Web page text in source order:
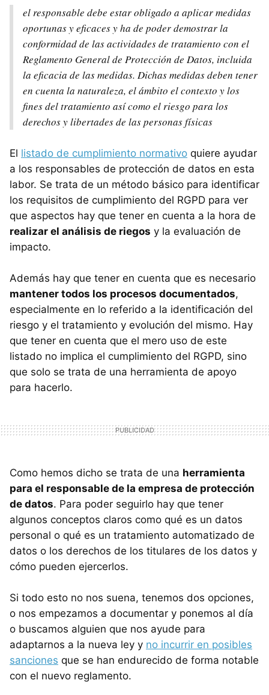
el responsable debe estar obligado a aplicar medidas
oportunas y eficaces y ha de poder demostrar la
conformidad de las actividades de tratamiento con el
Reglamento General de Protección de Datos, incluida
la eficacia de las medidas. Dichas medidas deben tener
en cuenta la naturaleza, el ámbito el contexto y los
fines del tratamiento así como el riesgo para los
derechos y libertades de las personas físicas
El listado de cumplimiento normativo quiere ayudar
a los responsables de protección de datos en esta
labor. Se trata de un método básico para identificar
los requisitos de cumplimiento del RGPD para ver
que aspectos hay que tener en cuenta a la hora de
realizar el análisis de riegos y la evaluación de
impacto.
Además hay que tener en cuenta que es necesario
mantener todos los procesos documentados,
especialmente en lo referido a la identificación del
riesgo y el tratamiento y evolución del mismo. Hay
que tener en cuenta que el mero uso de este
listado no implica el cumplimiento del RGPD, sino
que solo se trata de una herramienta de apoyo
para hacerlo.
Como hemos dicho se trata de una herramienta
para el responsable de la empresa de protección
de datos. Para poder seguirlo hay que tener
algunos conceptos claros como qué es un datos
personal o qué es un tratamiento automatizado de
datos o los derechos de los titulares de los datos y
cómo pueden ejercerlos.
Si todo esto no nos suena, tenemos dos opciones,
o nos empezamos a documentar y ponemos al día
o buscamos alguien que nos ayude para
adaptarnos a la nueva ley y no incurrir en posibles
sanciones que se han endurecido de forma notable
con el nuevo reglamento.